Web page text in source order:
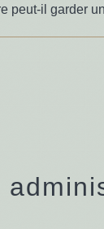
peut-il garder